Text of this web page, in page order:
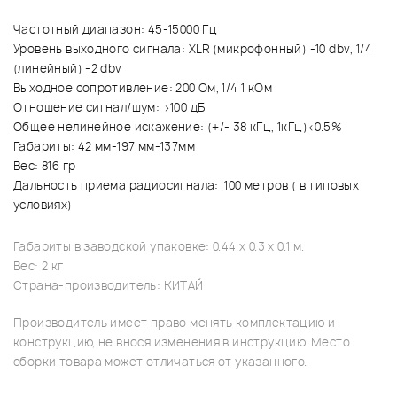
Частотный диапазон: 45-15000 Гц
Уровень выходного сигнала: XLR (микрофонный) -10 dbv, 1/4
(линейный) -2 dbv
Выходное сопротивление: 200 Ом, 1/4 1 кОм
Отношение сигнал/шум: >100 дБ
Общее нелинейное искажение: (+/- 38 кГц, 1кГц)<0.5%
Габариты: 42 мм-197 мм-137мм
Вес: 816 гр
Дальность приема радиосигнала: 100 метров ( в типовых
условиях)
Габариты в заводской упаковке: 0.44 x 0.3 x 0.1 м.
Вес: 2 кг
Страна-производитель: КИТАЙ
Производитель имеет право менять комплектацию и
конструкцию, не внося изменения в инструкцию. Место
сборки товара может отличаться от указанного.